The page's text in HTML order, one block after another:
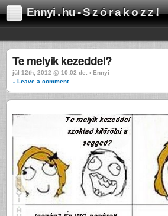
Ennyi . hu - S z ó r a k o z z !
Te melyik kezeddel?
júl 12th, 2012 @ 10:02 de. › Ennyi
↓ Leave a comment